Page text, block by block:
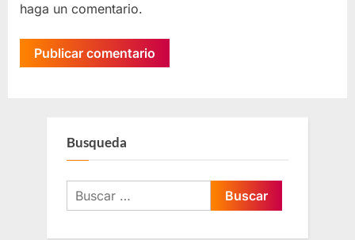
haga un comentario.
Busqueda